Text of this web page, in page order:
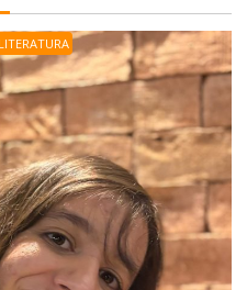
LITERATURA